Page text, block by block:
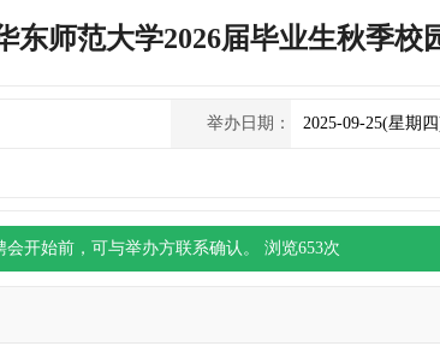
东师范大学2026届毕业生秋季校
举办日期： 2025-09-25(星期
会开始前，可与举办方联系确认。 浏览653次